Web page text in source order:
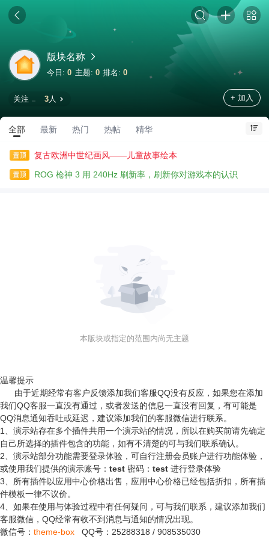
版块名称
今日: 0 主题: 0 排名:0
关注 3人 + 加入
全部 最新 热门 热帖 精华
复古欧洲中世纪画风——儿童故事绘本
ROG 枪神 3 用 240Hz 刷新率，刷新你对游戏本的认识
本版块或指定的范围内尚无主题
温馨提示
由于近期经常有客户反馈添加我们客服QQ没有反应，如果您在添加
我们QQ客服一直没有通过，或者发送的信息一直没有回复，有可能是
QQ消息通知吞吐或延迟，建议添加我们的客服微信进行联系。
1、演示站存在多个插件共用一个演示站的情况，所以在购买前请先确定
自己所选择的插件包含的功能，如有不清楚的可与我们联系确认。
2、演示站部分功能需要登录体验，可自行注册会员账户进行功能体验，
或使用我们提供的演示账号： test 密码： test 进行登录体验
3、所有插件以应用中心价格出售，应用中心价格已经包括折扣，所有插
件模板一律不议价。
4、如果在使用与体验过程中有任何疑问，可与我们联系，建议添加我们
客服微信，QQ经常有收不到消息与通知的情况出现。
微信号： theme-box QQ号： 25288318 / 908535030